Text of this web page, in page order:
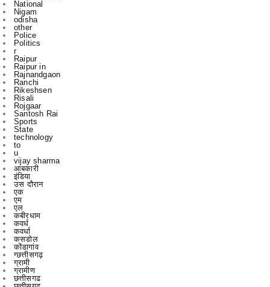
Labels
.
Abhishek Pallav
Ambagarh
Ambagarh Chauki
Arun
Bastar
Bemetra
Bhilai
Bhilai nagar
Bihar
Bilaspur
BJP
Breaking
C
Cg
Ch
Chhattisgarh
Chhattisgarrh
Congress
Cr
Crime
Delhi
Dhamdha
Durg
Durg Bakliwl
Education
English
English News
Featured
gadgets